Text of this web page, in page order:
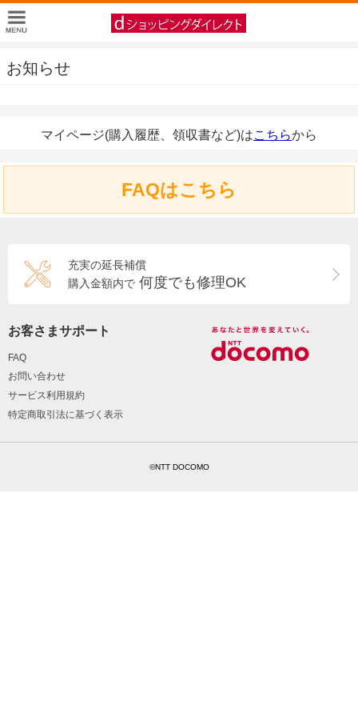
お知らせ
マイページ(購入履歴、領収書など)はこちらから
FAQはこちら
充実の延長補償
購入金額内で 何度でも修理OK
お客さまサポート
FAQ
お問い合わせ
サービス利用規約
特定商取引法に基づく表示
©NTT DOCOMO